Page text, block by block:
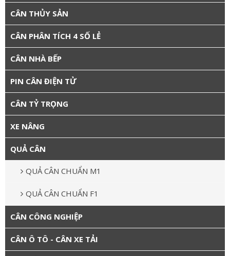
CÂN THỦY SẢN
CÂN PHÂN TÍCH 4 SỐ LẺ
CÂN NHÀ BẾP
PIN CÂN ĐIỆN TỬ
CÂN TỶ TRỌNG
XE NÂNG
QUẢ CÂN
QUẢ CÂN CHUẨN M1
QUẢ CÂN CHUẨN F1
CÂN CÔNG NGHIỆP
CÂN Ô TÔ - CÂN XE TẢI